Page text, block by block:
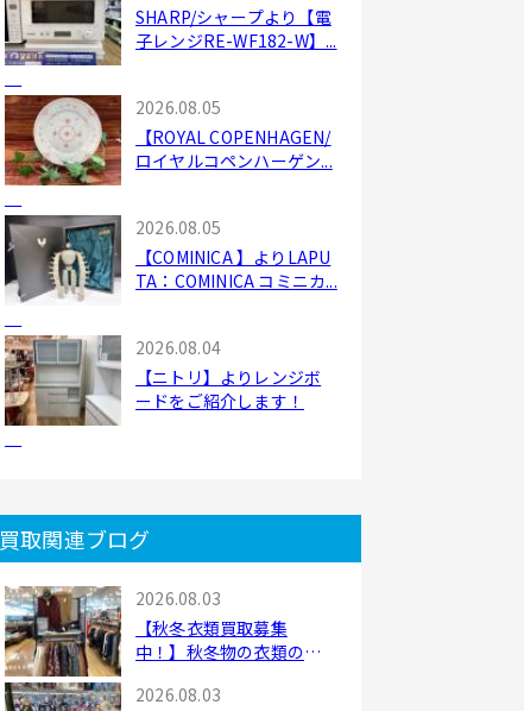
SHARP/シャープより【電
子レンジRE-WF182-W】...
2026.08.05
【ROYAL COPENHAGEN/
ロイヤルコペンハーゲン...
2026.08.05
【COMINICA 】よりLAPU
TA：COMINICA コミニカ...
2026.08.04
【ニトリ】よりレンジボ
ードをご紹介します！
買取関連ブログ
2026.08.03
【秋冬衣類買取募集
中！】秋冬物の衣類の買
2026.08.03